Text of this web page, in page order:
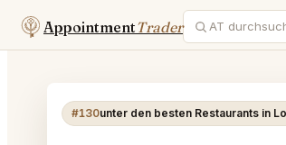
AppointmentTrader
#130unter den besten Restaurants in